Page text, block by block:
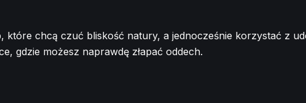
które chcą czuć bliskość natury, a jednocześnie korzystać z
gdzie możesz naprawdę złapać oddech.